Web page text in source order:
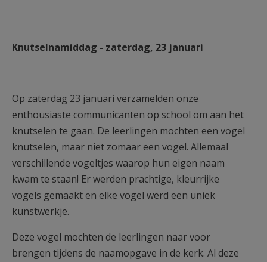
Knutselnamiddag - zaterdag, 23 januari
Op zaterdag 23 januari verzamelden onze
enthousiaste communicanten op school om aan het
knutselen te gaan. De leerlingen mochten een vogel
knutselen, maar niet zomaar een vogel. Allemaal
verschillende vogeltjes waarop hun eigen naam
kwam te staan! Er werden prachtige, kleurrijke
vogels gemaakt en elke vogel werd een uniek
kunstwerkje.
Deze vogel mochten de leerlingen naar voor
brengen tijdens de naamopgave in de kerk. Al deze